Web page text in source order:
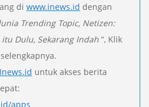
di www.inews.id dengan
Trending Topic, Netizen:
Dulu, Sekarang Indah “, Klik
Inews.id untuk akses berita
apps